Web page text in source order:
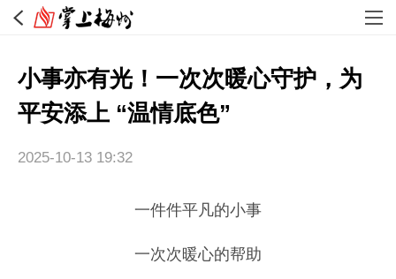
小事亦有光！一次次暖心守护，为
平安添上 “温情底色”
2025-10-13 19:32
一件件平凡的小事
一次次暖心的帮助